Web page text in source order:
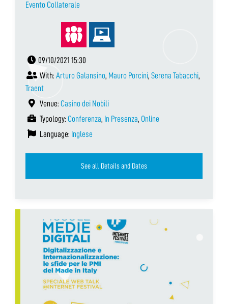
Evento Collaterale
09/10/2021 15:30
With: Arturo Galansino, Mauro Porcini, Serena Tabacchi,
Traent
Venue: Casino dei Nobili
Typology: Conferenza, In Presenza, Online
Language: Inglese
See all Details and Dates